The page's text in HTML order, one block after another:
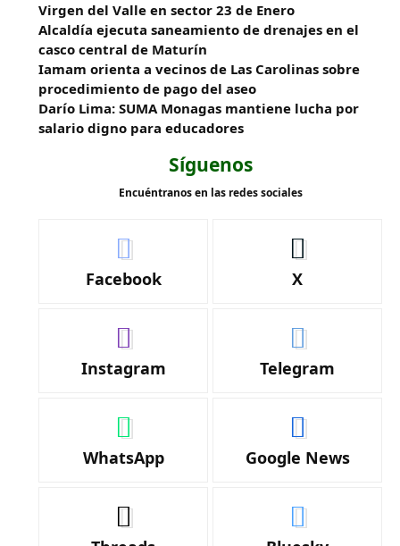
Virgen del Valle en sector 23 de Enero
Alcaldía ejecuta saneamiento de drenajes en el
casco central de Maturín
Iamam orienta a vecinos de Las Carolinas sobre
procedimiento de pago del aseo
Darío Lima: SUMA Monagas mantiene lucha por
salario digno para educadores
Síguenos
Encuéntranos en las redes sociales
Facebook X
Instagram Telegram
WhatsApp Google News